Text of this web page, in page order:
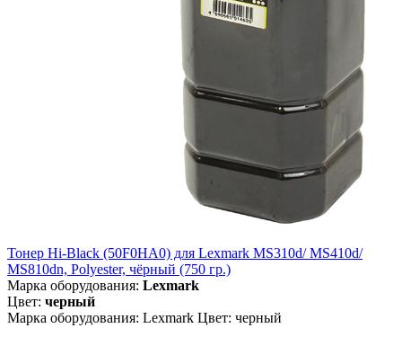
Тонер Hi-Black (50F0HA0) для Lexmark MS310d/ MS410d/
MS810dn, Polyester, чёрный (750 гр.)
Марка оборудования: Lexmark
Цвет: черный
Марка оборудования: Lexmark Цвет: черный